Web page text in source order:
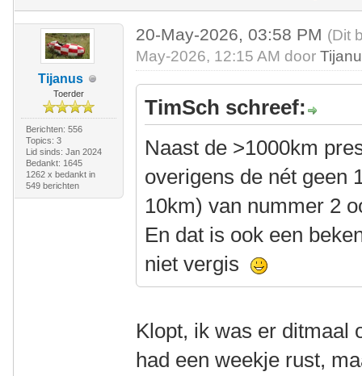
Tijanus
Toerder
Berichten: 556
Topics: 3
Lid sinds: Jan 2024
Bedankt: 1645
1262 x bedankt in
549 berichten
20-May-2026, 03:58 PM (Dit
May-2026, 12:15 AM door
TimSch schreef:
Naast de >1000km
overigens de nét geen
10km) van nummer 2
En dat is ook een
niet vergis
Klopt, ik was er ditmaal
had een weekje rust,